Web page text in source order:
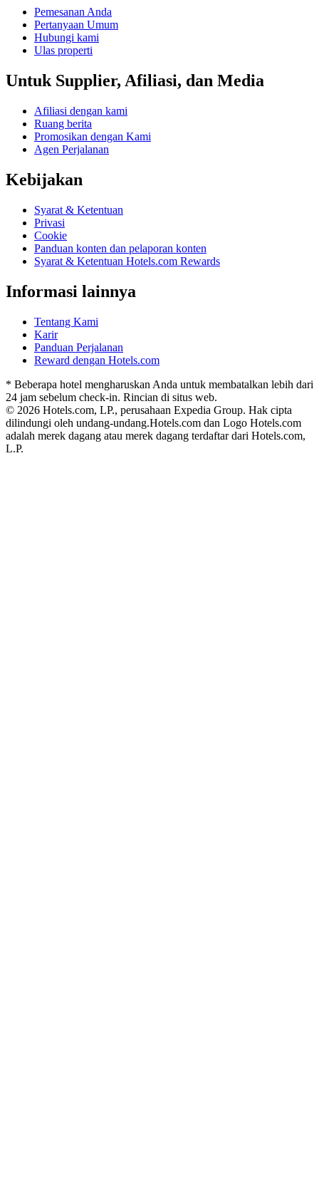
Pemesanan Anda
Pertanyaan Umum
Hubungi kami
Ulas properti
Untuk Supplier, Afiliasi, dan Media
Afiliasi dengan kami
Ruang berita
Promosikan dengan Kami
Agen Perjalanan
Kebijakan
Syarat & Ketentuan
Privasi
Cookie
Panduan konten dan pelaporan konten
Syarat & Ketentuan Hotels.com Rewards
Informasi lainnya
Tentang Kami
Karir
Panduan Perjalanan
Reward dengan Hotels.com
* Beberapa hotel mengharuskan Anda untuk membatalkan lebih dari
24 jam sebelum check-in. Rincian di situs web.
© 2026 Hotels.com, LP., perusahaan Expedia Group. Hak cipta
dilindungi oleh undang-undang.Hotels.com dan Logo Hotels.com
adalah merek dagang atau merek dagang terdaftar dari Hotels.com,
L.P.